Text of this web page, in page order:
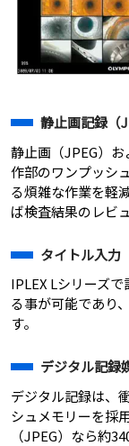
静止画記録（
静止画（JPEG）
作部のワンプッシ
る煩雑な作業を軽
ば検査結果のレビ
タイトル入力
IPLEX Lシリーズ
る事が可能であり
す。
デジタル記録
デジタル記録は、
シュメモリーを採
（JPEG）なら約